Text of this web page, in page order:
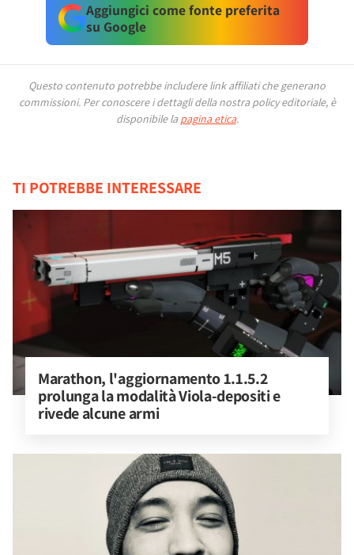
Aggiungici come fonte preferita
su Google
Questo contenuto potrebbe includere link affiliati che generano
commissioni. Per conoscere i dettagli della nostra policy editoriale, è
disponibile la pagina etica.
TI POTREBBE INTERESSARE
Marathon, l'aggiornamento 1.1.5.2
prolunga la modalità Viola-depositi e
rivede alcune armi